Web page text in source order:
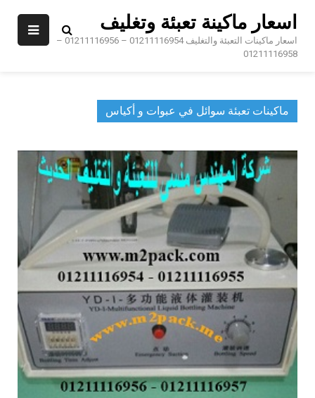
content
اسعار ماكينة تعبئة وتغليف
اسعار ماكينات التعبئة والتغليف 01211116954 – 01211116956 –
01211116958
ماكينات تعبئة سوائل في عبوات و أكياس